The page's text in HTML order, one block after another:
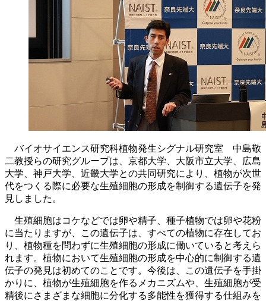
バイオサイエンス研究科植物発生シグナル研究室 中島敬
二教授らの研究グループは、京都大学、大阪市立大学、広島
大学、神戸大学、近畿大学との共同研究により、植物が次世
代をつくる際に必要な生殖細胞の形成を制御する遺伝子を発
見しました。
生殖細胞はコケなどでは卵や精子、種子植物では卵や花粉
に当たりますが、この遺伝子は、すべての植物に存在してお
り、植物種を問わずに生殖細胞の形成に働いていると考えら
れます。植物において生殖細胞の形成を中心的に制御する遺
伝子の発見は初めてのことです。今後は、この遺伝子を手掛
かりに、植物が生殖細胞を作るメカニズムや、生殖細胞が受
精後にさまざまな細胞に分化する多能性を獲得する仕組みを